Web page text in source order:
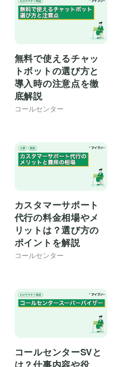
無料で使えるチャッ
トボットの選び方と
導入時の注意点を徹
底解説
コールセンター
カスタマーサポート
代行の料金相場やメ
リットは？選び方の
ポイントを解説
コールセンター
コールセンターSVと
は？仕事内容や役